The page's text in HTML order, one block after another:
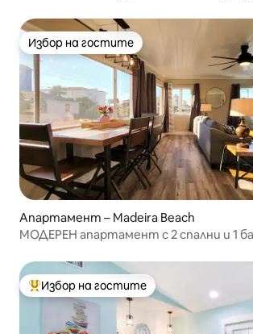
Избор на гостите
Избор на гостите
Апартамент – Madeira Beach
МОДЕРЕН апартамент с 2 спални и 1
Най-популярен избор на гостите
Избор на гостите